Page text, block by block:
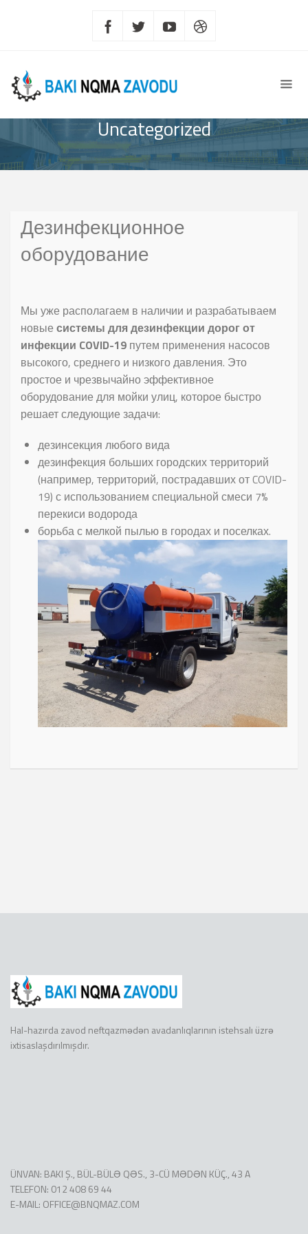
Uncategorized
Дезинфекционное
оборудование
Мы уже располагаем в наличии и разрабатываем
новые системы для дезинфекции дорог от
инфекции COVID-19 путем применения насосов
высокого, среднего и низкого давления. Это
простое и чрезвычайно эффективное
оборудование для мойки улиц, которое быстро
решает следующие задачи:
дезинсекция любого вида
дезинфекция больших городских территорий
(например, территорий, пострадавших от COVID-
19) с использованием специальной смеси 7%
перекиси водорода
борьба с мелкой пылью в городах и поселках.
Hal-hazırda zavod neftqazmədən avadanlıqlarının istehsalı üzrə
ixtisaslaşdırılmışdır.
ÜNVAN: BAKI Ş., BÜL-BÜLƏ QƏS., 3-CÜ MƏDƏN KÜÇ., 43 A
TELEFON: 012 408 69 44
E-MAIL: OFFICE@BNQMAZ.COM